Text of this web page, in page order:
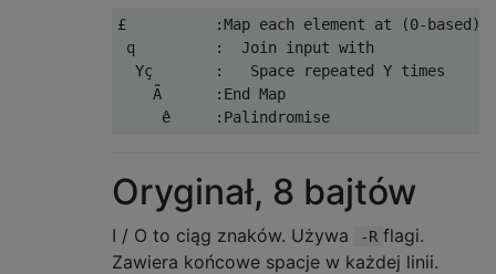
£          :Map each element at (0-based)
q         :  Join input with
  Yç       :   Space repeated Y times
    Ã      :End Map
Oryginał, 8 bajtów
I / O to ciąg znaków. Używa -R flagi.
Zawiera końcowe spacje w każdej linii.